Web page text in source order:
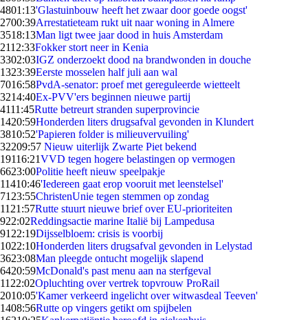
4801:13'Glastuinbouw heeft het zwaar door goede oogst'
2700:39Arrestatieteam rukt uit naar woning in Almere
3518:13Man ligt twee jaar dood in huis Amsterdam
2112:33Fokker stort neer in Kenia
3302:03IGZ onderzoekt dood na brandwonden in douche
1323:39Eerste mosselen half juli aan wal
7016:58PvdA-senator: proef met gereguleerde wietteelt
3214:40Ex-PVV'ers beginnen nieuwe partij
4111:45Rutte betreurt stranden superprovincie
1420:59Honderden liters drugsafval gevonden in Klundert
3810:52'Papieren folder is milieuvervuiling'
32209:57 Nieuw uiterlijk Zwarte Piet bekend
19116:21VVD tegen hogere belastingen op vermogen
6623:00Politie heeft nieuw speelpakje
11410:46'Iedereen gaat erop vooruit met leenstelsel'
71 23:55ChristenUnie tegen stemmen op zondag
11 21:57Rutte stuurt nieuwe brief over EU-prioriteiten
922:02Reddingsactie marine Italië bij Lampedusa
91 22:19Dijsselbloem: crisis is voorbij
1022:10Honderden liters drugsafval gevonden in Lelystad
3623:08Man pleegde ontucht mogelijk slapend
6420:59McDonald's past menu aan na sterfgeval
11 22:02Opluchting over vertrek topvrouw ProRail
2010:05'Kamer verkeerd ingelicht over witwasdeal Teeven'
1408:56Rutte op vingers getikt om spijbelen